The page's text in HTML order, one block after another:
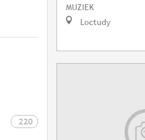
220
MUZIEK
Loctudy